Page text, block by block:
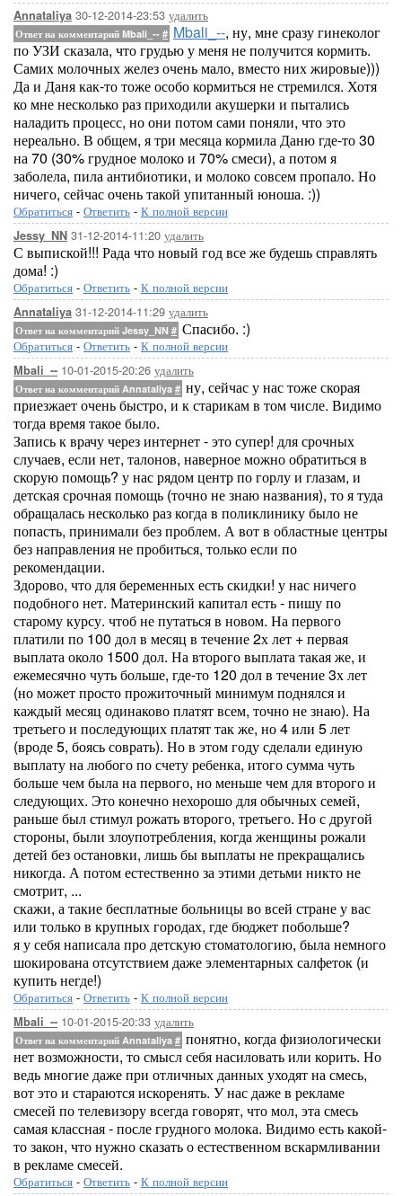
Annataliya 30-12-2014-23:53 удалить
Ответ на комментарий Mbali_-- # Mbali_--, ну, мне сразу гинеколог
по УЗИ сказала, что грудью у меня не получится кормить.
Самих молочных желез очень мало, вместо них жировые)))
Да и Даня как-то тоже особо кормиться не стремился. Хотя
ко мне несколько раз приходили акушерки и пытались
наладить процесс, но они потом сами поняли, что это
нереально. В общем, я три месяца кормила Даню где-то 30
на 70 (30% грудное молоко и 70% смеси), а потом я
заболела, пила антибиотики, и молоко совсем пропало. Но
ничего, сейчас очень такой упитанный юноша. :))
Обратиться - Ответить - К полной версии
Jessy_NN 31-12-2014-11:20 удалить
С выпиской!!! Рада что новый год все же будешь справлять
дома! :)
Обратиться - Ответить - К полной версии
Annataliya 31-12-2014-11:29 удалить
Ответ на комментарий Jessy_NN # Спасибо. :)
Обратиться - Ответить - К полной версии
Mbali_-- 10-01-2015-20:26 удалить
Ответ на комментарий Annataliya # ну, сейчас у нас тоже скорая
приезжает очень быстро, и к старикам в том числе. Видимо
тогда время такое было.
Запись к врачу через интернет - это супер! для срочных
случаев, если нет, талонов, наверное можно обратиться в
скорую помощь? у нас рядом центр по горлу и глазам, и
детская срочная помощь (точно не знаю названия), то я туда
обращалась несколько раз когда в поликлинику было не
попасть, принимали без проблем. А вот в областные центры
без направления не пробиться, только если по
рекомендации.
Здорово, что для беременных есть скидки! у нас ничего
подобного нет. Материнский капитал есть - пишу по
старому курсу. чтоб не путаться в новом. На первого
платили по 100 дол в месяц в течение 2х лет + первая
выплата около 1500 дол. На второго выплата такая же, и
ежемесячно чуть больше, где-то 120 дол в течение 3х лет
(но может просто прожиточный минимум поднялся и
каждый месяц одинаково платят всем, точно не знаю). На
третьего и последующих платят так же, но 4 или 5 лет
(вроде 5, боясь соврать). Но в этом году сделали единую
выплату на любого по счету ребенка, итого сумма чуть
больше чем была на первого, но меньше чем для второго и
следующих. Это конечно нехорошо для обычных семей,
раньше был стимул рожать второго, третьего. Но с другой
стороны, были злоупотребления, когда женщины рожали
детей без остановки, лишь бы выплаты не прекращались
никогда. А потом естественно за этими детьми никто не
смотрит, ...
скажи, а такие бесплатные больницы во всей стране у вас
или только в крупных городах, где бюджет побольше?
я у себя написала про детскую стоматологию, была немного
шокирована отсутствием даже элементарных салфеток (и
купить негде!)
Обратиться - Ответить - К полной версии
Mbali_-- 10-01-2015-20:33 удалить
Ответ на комментарий Annataliya # понятно, когда физиологически
нет возможности, то смысл себя насиловать или корить. Но
ведь многие даже при отличных данных уходят на смесь,
вот это и стараются искоренять. У нас даже в рекламе
смесей по телевизору всегда говорят, что мол, эта смесь
самая классная - после грудного молока. Видимо есть какой-
то закон, что нужно сказать о естественном вскармливании
в рекламе смесей.
Обратиться - Ответить - К полной версии